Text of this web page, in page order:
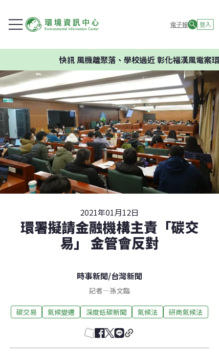
電子報 登入
風機離聚落、學校過近 彰化福漢風電案環委建
2021年01月12日
環署擬請金融機構主責「碳交
易」 金管會反對
時事新聞/台灣新聞
記者—孫文臨
碳交易 氣候變遷 深度低碳新聞 氣候法 研商氣候法